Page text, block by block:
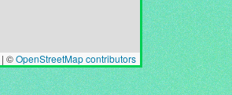
| ©OpenStreetMap contributors